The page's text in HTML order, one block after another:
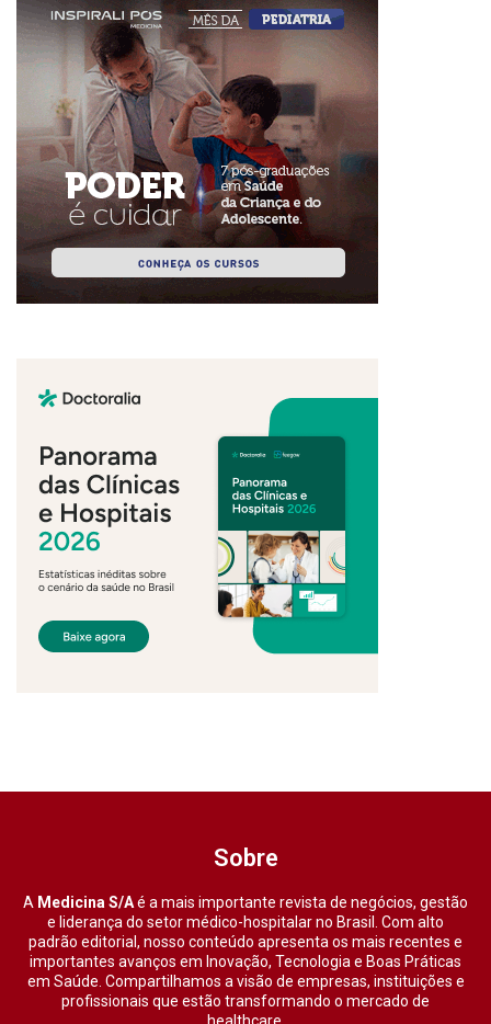
Sobre
A Medicina S/Aé a mais importante revista de negócios, gestão
e liderança do setor médico-hospitalar no Brasil. Com alto
padrão editorial, nosso conteúdo apresenta os mais recentes e
importantes avanços em Inovação, Tecnologia e Boas Práticas
em Saúde. Compartilhamos a visão de empresas, instituições e
profissionais que estão transformando o mercado de
healthcare.